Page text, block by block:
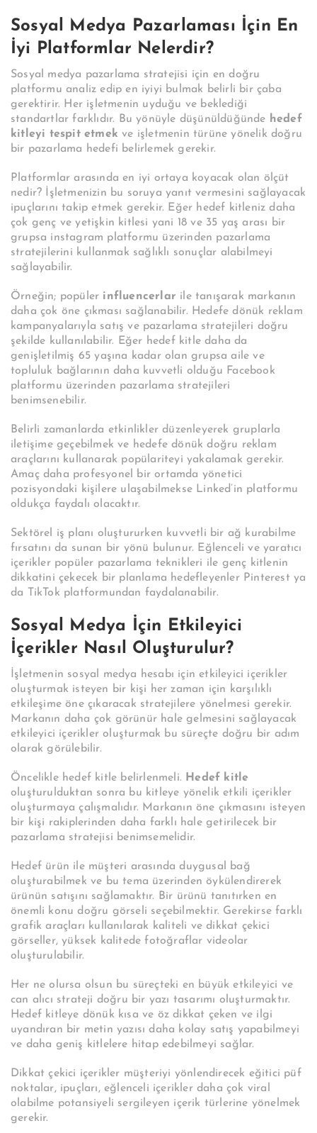
Sosyal Medya Pazarlaması İçin En
İyi Platformlar Nelerdir?
Sosyal medya pazarlama stratejisi için en doğru
platformu analiz edip en iyiyi bulmak belirli bir çaba
gerektirir. Her işletmenin uyduğu ve beklediği
standartlar farklıdır. Bu yönüyle düşünüldüğünde hedef
kitleyi tespit etmek ve işletmenin türüne yönelik doğru
bir pazarlama hedefi belirlemek gerekir.
Platformlar arasında en iyi ortaya koyacak olan ölçüt
nedir? İşletmenizin bu soruya yanıt vermesini sağlayacak
ipuçlarını takip etmek gerekir. Eğer hedef kitleniz daha
çok genç ve yetişkin kitlesi yani 18 ve 35 yaş arası bir
grupsa instagram platformu üzerinden pazarlama
stratejilerini kullanmak sağlıklı sonuçlar alabilmeyi
sağlayabilir.
Örneğin; popüler influencerlar ile tanışarak markanın
daha çok öne çıkması sağlanabilir. Hedefe dönük reklam
kampanyalarıyla satış ve pazarlama stratejileri doğru
şekilde kullanılabilir. Eğer hedef kitle daha da
genişletilmiş 65 yaşına kadar olan grupsa aile ve
topluluk bağlarının daha kuvvetli olduğu Facebook
platformu üzerinden pazarlama stratejileri
benimsenebilir.
Belirli zamanlarda etkinlikler düzenleyerek gruplarla
iletişime geçebilmek ve hedefe dönük doğru reklam
araçlarını kullanarak popülariteyi yakalamak gerekir.
Amaç daha profesyonel bir ortamda yönetici
pozisyondaki kişilere ulaşabilmekse Linked’in platformu
oldukça faydalı olacaktır.
Sektörel iş planı oluştururken kuvvetli bir ağ kurabilme
fırsatını da sunan bir yönü bulunur. Eğlenceli ve yaratıcı
içerikler popüler pazarlama teknikleri ile genç kitlenin
dikkatini çekecek bir planlama hedefleyenler Pinterest ya
da TikTok platformundan faydalanabilir.
Sosyal Medya İçin Etkileyici
İçerikler Nasıl Oluşturulur?
İşletmenin sosyal medya hesabı için etkileyici içerikler
oluşturmak isteyen bir kişi her zaman için karşılıklı
etkileşime öne çıkaracak stratejilere yönelmesi gerekir.
Markanın daha çok görünür hale gelmesini sağlayacak
etkileyici içerikler oluşturmak bu süreçte doğru bir adım
olarak görülebilir.
Öncelikle hedef kitle belirlenmeli. Hedef kitle
oluşturulduktan sonra bu kitleye yönelik etkili içerikler
oluşturmaya çalışmalıdır. Markanın öne çıkmasını isteyen
bir kişi rakiplerinden daha farklı hale getirilecek bir
pazarlama stratejisi benimsemelidir.
Hedef ürün ile müşteri arasında duygusal bağ
oluşturabilmek ve bu tema üzerinden öykülendirerek
ürünün satışını sağlamaktır. Bir ürünü tanıtırken en
önemli konu doğru görseli seçebilmektir. Gerekirse farklı
grafik araçları kullanılarak kaliteli ve dikkat çekici
görseller, yüksek kalitede fotoğraflar videolar
oluşturulabilir.
Her ne olursa olsun bu süreçteki en büyük etkileyici ve
can alıcı strateji doğru bir yazı tasarımı oluşturmaktır.
Hedef kitleye dönük kısa ve öz dikkat çeken ve ilgi
uyandıran bir metin yazısı daha kolay satış yapabilmeyi
ve daha geniş kitlelere hitap edebilmeyi sağlar.
Dikkat çekici içerikler müşteriyi yönlendirecek eğitici püf
noktalar, ipuçları, eğlenceli içerikler daha çok viral
olabilme potansiyeli sergileyen içerik türlerine yönelmek
gerekir.